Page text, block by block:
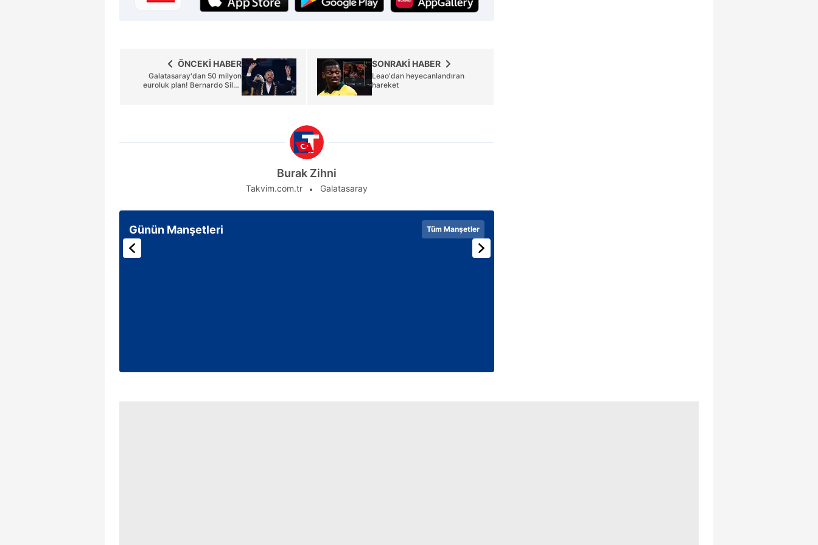
mevzuata uygun olarak kullanılan çerezlerle ilgili bilgi almak için lütfentıklayınız
SONRAKİ HABER
Leao'dan heyecanlandıran
hareket
ÖNCEKİ HABER
Galatasaray'dan 50 milyon
euroluk plan! Bernardo Silva
Burak Zihni
Takvim.com.tr Galatasaray
Günün Manşetleri Tüm Manşetler